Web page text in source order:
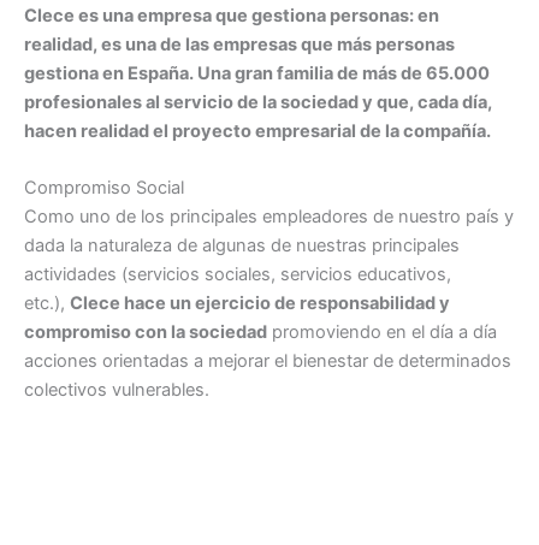
Clece es una empresa que gestiona personas: en
realidad, es una de las empresas que más personas
gestiona en España. Una gran familia de más de 65.000
profesionales al servicio de la sociedad y que, cada día,
hacen realidad el proyecto empresarial de la compañía.
Compromiso Social
Como uno de los principales empleadores de nuestro país y
dada la naturaleza de algunas de nuestras principales
actividades (servicios sociales, servicios educativos,
etc.), Clece hace un ejercicio de responsabilidad y
compromiso con la sociedad promoviendo en el día a día
acciones orientadas a mejorar el bienestar de determinados
colectivos vulnerables.